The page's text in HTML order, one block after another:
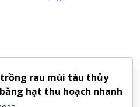
trồng rau mùi tàu thủy
hạt thu hoạch nhanh